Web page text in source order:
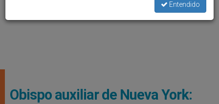
Obispo auxiliar de Nueva York:
Entendido